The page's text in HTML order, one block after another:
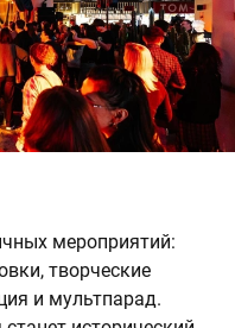
мероприятий:
творческие
и мультпарад.